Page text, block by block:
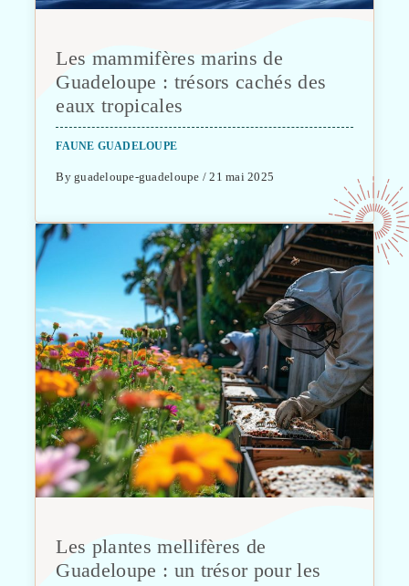
Les mammifères marins de
Guadeloupe : trésors cachés des
eaux tropicales
FAUNE GUADELOUPE
By guadeloupe-guadeloupe / 21 mai 2025
Les plantes mellifères de
Guadeloupe : un trésor pour les